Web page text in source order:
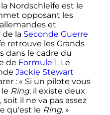
la Nordschleife est le
opposant les
et
de la Seconde Guerre
retrouve les Grands
dans le cadre du
de Formule 1. Le
Jackie Stewart
: « Si un pilote vous
Ring, il existe deux
il ne va pas assez
qu'est le Ring. »